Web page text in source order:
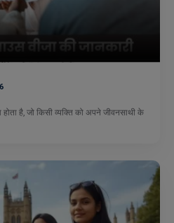
है, जो किसी व्यक्ति को अपने जीवनसाथी के